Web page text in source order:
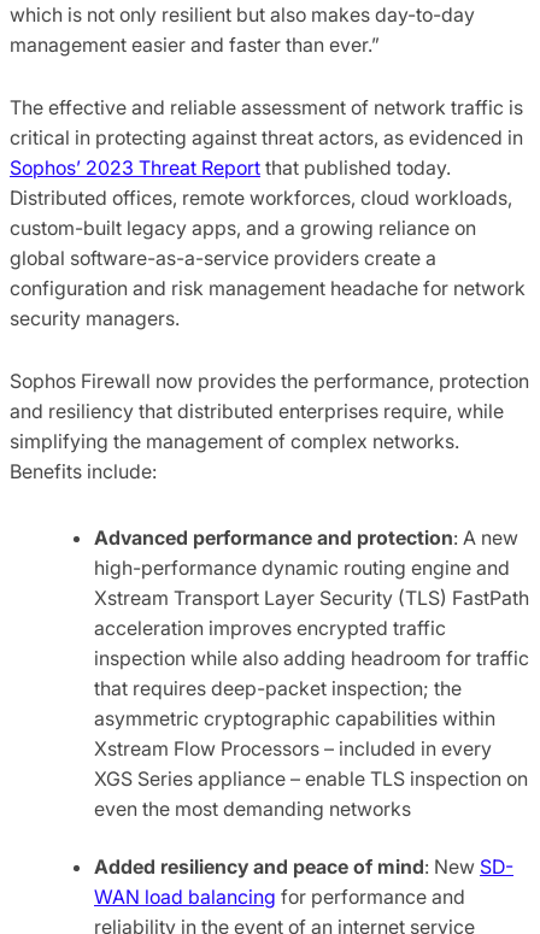
which is not only resilient but also makes day-to-day
management easier and faster than ever.”
The effective and reliable assessment of network traffic is
critical in protecting against threat actors, as evidenced in
Sophos’ 2023 Threat Report that published today.
Distributed offices, remote workforces, cloud workloads,
custom-built legacy apps, and a growing reliance on
global software-as-a-service providers create a
configuration and risk management headache for network
security managers.
Sophos Firewall now provides the performance, protection
and resiliency that distributed enterprises require, while
simplifying the management of complex networks.
Benefits include:
Advanced performance and protection: A new
high-performance dynamic routing engine and
Xstream Transport Layer Security (TLS) FastPath
acceleration improves encrypted traffic
inspection while also adding headroom for traffic
that requires deep-packet inspection; the
asymmetric cryptographic capabilities within
Xstream Flow Processors – included in every
XGS Series appliance – enable TLS inspection on
even the most demanding networks
Added resiliency and peace of mind: New SD-
WAN load balancing for performance and
reliability in the event of an internet service